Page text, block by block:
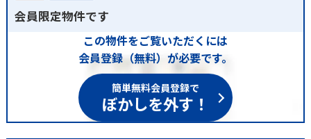
会員限定物件です
この物件をご覧いただくには
会員登録（無料）が必要です。
簡単無料会員登録で
ぼかしを外す！